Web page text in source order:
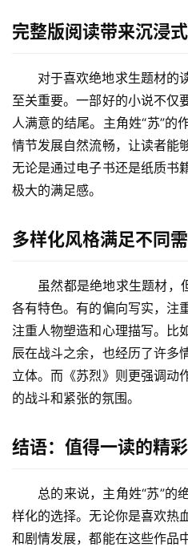
完整版阅读带来沉浸
对于喜欢绝地求生题材的
至关重要。一部好的小说不仅
人满意的结尾。主角姓“苏”的
情节发展自然流畅，让读者能
无论是通过电子书还是纸质书
极大的满足感。
多样化风格满足不同
虽然都是绝地求生题材，
各有特色。有的偏向写实，注
注重人物塑造和心理描写。比
辰在战斗之余，也经历了许多
立体。而《苏烈》则更强调动
的战斗和紧张的氛围。
结语：值得一读的精
总的来说，主角姓“苏”的
样化的选择。无论你是喜欢热
和剧情发展，都能在这些作品